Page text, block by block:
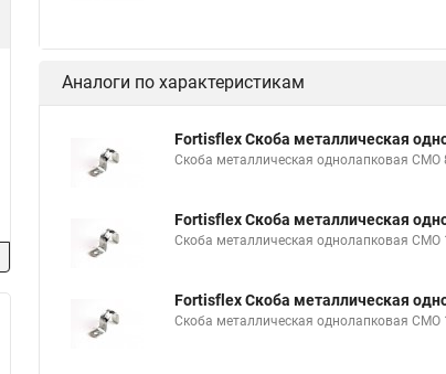
Аналоги по характеристикам
Fortisflex Скоба металлическая
Скоба металлическая однолапковая СМО
Fortisflex Скоба металлическая
Скоба металлическая однолапковая СМО
Fortisflex Скоба металлическая
Скоба металлическая однолапковая СМО